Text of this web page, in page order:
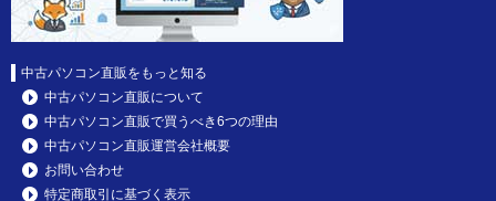
中古パソコン直販をもっと知る
中古パソコン直販について
中古パソコン直販で買うべき6つの理由
中古パソコン直販運営会社概要
お問い合わせ
特定商取引に基づく表示